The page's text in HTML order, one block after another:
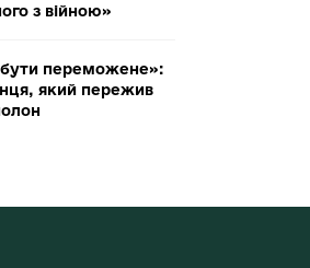
з війною»
переможене»:
який пережив